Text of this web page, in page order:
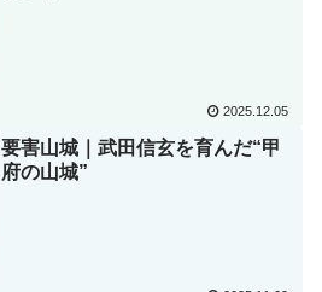
2025.12.05
要害山城｜武田信玄を育んだ“甲
府の山城”